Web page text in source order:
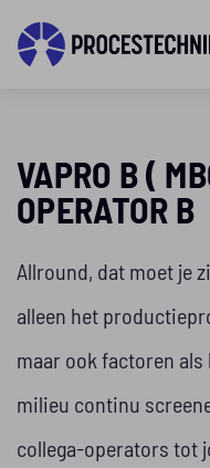
VAPRO B (
OPERATOR B
Allround, dat moet je
alleen het
maar ook factoren
milieu continu
collega-operators tot